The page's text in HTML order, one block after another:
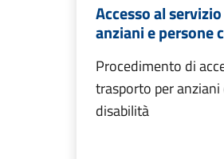
Accesso al
anziani e persone
Procedimento di
trasporto per anziani
disabilità